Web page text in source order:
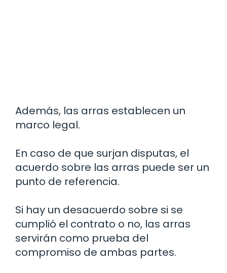
Además, las arras establecen un
marco legal.
En caso de que surjan disputas, el
acuerdo sobre las arras puede ser un
punto de referencia.
Si hay un desacuerdo sobre si se
cumplió el contrato o no, las arras
servirán como prueba del
compromiso de ambas partes.